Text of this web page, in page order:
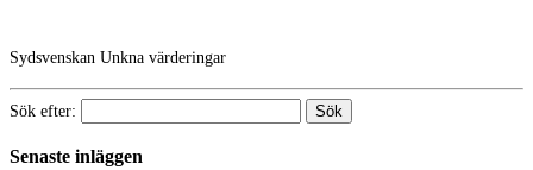
Sydsvenskan Unkna värderingar
Sök efter:
Senaste inläggen